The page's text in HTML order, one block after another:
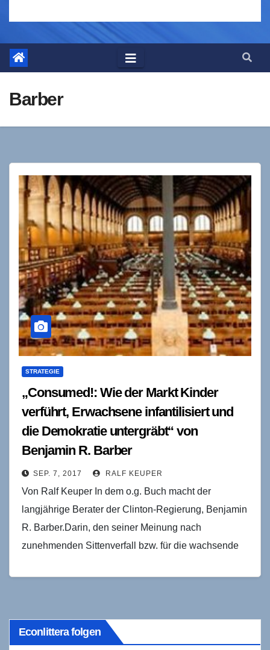
Barber
STRATEGIE
„Consumed!: Wie der Markt Kinder
verführt, Erwachsene infantilisiert und
die Demokratie untergräbt“ von
Benjamin R. Barber
SEP. 7, 2017 RALF KEUPER
Von Ralf Keuper In dem o.g. Buch macht der
langjährige Berater der Clinton-Regierung, Benjamin
R. Barber.Darin, den seiner Meinung nach
zunehmenden Sittenverfall bzw. für die wachsende
Econlittera folgen